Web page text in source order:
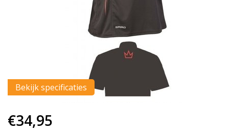
Bekijk specificaties
€34,95